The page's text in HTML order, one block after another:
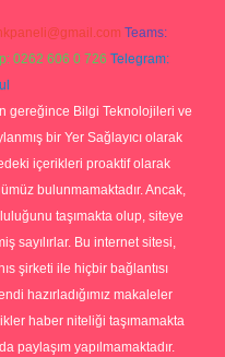
Teams:
0262 606 0 726 Telegram:
gereğince Bilgi Teknolojileri ve
bir Yer Sağlayıcı olarak
içerikleri proaktif olarak
bulunmamaktadır. Ancak,
taşımakta olup, siteye
sayılırlar. Bu internet sitesi,
şirketi ile hiçbir bağlantısı
hazırladığımız makaleler
haber niteliği taşımamakta
paylaşım yapılmamaktadır.